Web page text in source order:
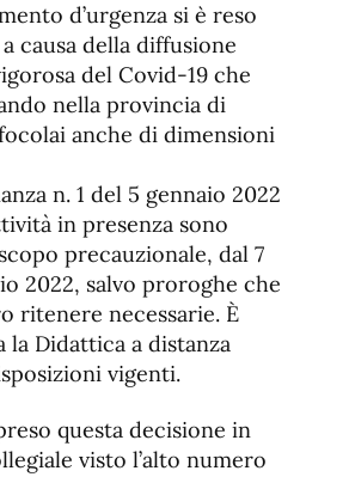
d’urgenza si è reso
causa della diffusione
del Covid-19 che
nella provincia di
anche di dimensioni
n. 1 del 5 gennaio 2022
in presenza sono
precauzionale, dal 7
2022, salvo proroghe che
ritenere necessarie. È
la Didattica a distanza
vigenti.
questa decisione in
visto l’alto numero